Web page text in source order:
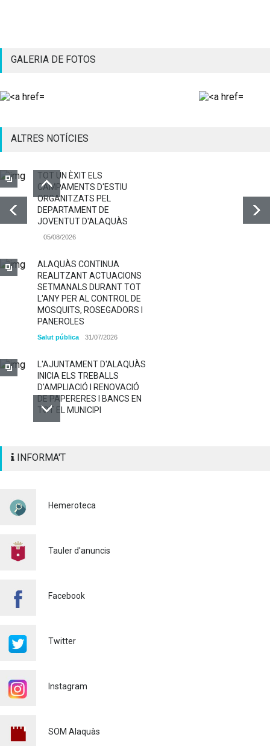
GALERIA DE FOTOS
ALTRES NOTÍCIES
TOT UN ÈXIT ELS
CAMPAMENTS D'ESTIU
ORGANITZATS PEL
DEPARTAMENT DE
JOVENTUT D'ALAQUÀS
05/08/2026
ALAQUÀS CONTINUA
REALITZANT ACTUACIONS
SETMANALS DURANT TOT
L'ANY PER AL CONTROL DE
MOSQUITS, ROSEGADORS I
PANEROLES
Salut pública 31/07/2026
L'AJUNTAMENT D'ALAQUÀS
INICIA ELS TREBALLS
D'AMPLIACIÓ I RENOVACIÓ
DE PAPERERES I BANCS EN
TOT EL MUNICIPI
SENYALITZACIÓ
Policia 29/07/2026
A CONTROLAR LA
A ALAQUÀS
L'ESCOLA D'ESTIU, AL
INFORMA'T
Hemeroteca
Tauler d'anuncis
Facebook
Twitter
Instagram
SOM Alaquàs